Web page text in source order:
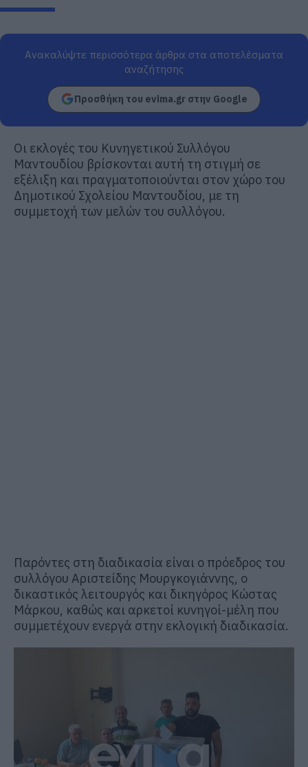
Ανακαλύψτε περισσότερα άρθρα στα αποτελέσματα
αναζήτησης
Προσθήκη του evima.gr στην Google
Οι εκλογές του Κυνηγετικού Συλλόγου
Μαντουδίου βρίσκονται αυτή τη στιγμή σε
εξέλιξη και πραγματοποιούνται στον χώρο του
Δημοτικού Σχολείου Μαντουδίου, με τη
συμμετοχή των μελών του συλλόγου.
Παρόντες στη διαδικασία είναι ο πρόεδρος του
συλλόγου Αριστείδης Μουργκογιάννης, ο
δικαστικός λειτουργός και δικηγόρος Κώστας
Μάρκου, καθώς και αρκετοί κυνηγοί-μέλη που
συμμετέχουν ενεργά στην εκλογική διαδικασία.